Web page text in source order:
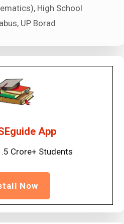
, High School
, UP Borad
App
Crore+ Students
Now